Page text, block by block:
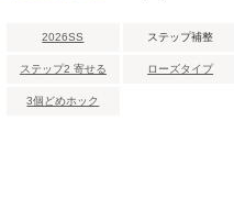
2026SS ステップ補整
ステップ2 寄せる ローズタイプ
3個どめホック